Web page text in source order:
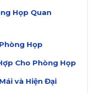
Họp Quan
Họp
Cho Phòng Họp
và Hiện Đại